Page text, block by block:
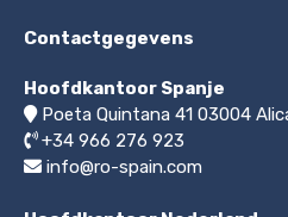
Contactgegevens
Hoofdkantoor Spanje
Poeta Quintana 41 03004
+34 966 276 923
info@ro-spain.com